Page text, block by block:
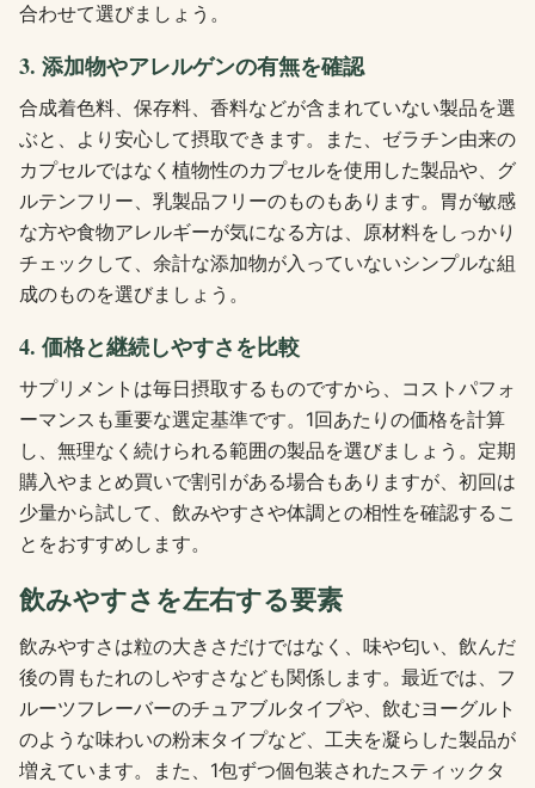
合わせて選びましょう。
3. 添加物やアレルゲンの有無を確認
合成着色料、保存料、香料などが含まれていない製品を選
ぶと、より安心して摂取できます。また、ゼラチン由来の
カプセルではなく植物性のカプセルを使用した製品や、グ
ルテンフリー、乳製品フリーのものもあります。胃が敏感
な方や食物アレルギーが気になる方は、原材料をしっかり
チェックして、余計な添加物が入っていないシンプルな組
成のものを選びましょう。
4. 価格と継続しやすさを比較
サプリメントは毎日摂取するものですから、コストパフォ
ーマンスも重要な選定基準です。1回あたりの価格を計算
し、無理なく続けられる範囲の製品を選びましょう。定期
購入やまとめ買いで割引がある場合もありますが、初回は
少量から試して、飲みやすさや体調との相性を確認するこ
とをおすすめします。
飲みやすさを左右する要素
飲みやすさは粒の大きさだけではなく、味や匂い、飲んだ
後の胃もたれのしやすさなども関係します。最近では、フ
ルーツフレーバーのチュアブルタイプや、飲むヨーグルト
のような味わいの粉末タイプなど、工夫を凝らした製品が
増えています。また、1包ずつ個包装されたスティックタ